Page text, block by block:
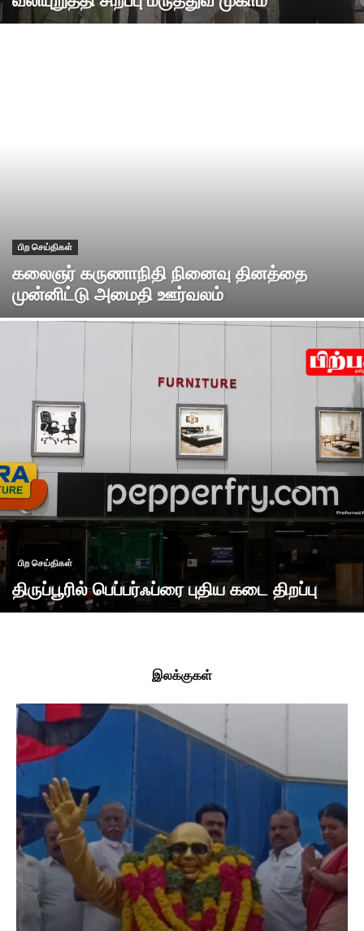
பிற செய்திகள்
கலைஞர் கருணாநிதி நினைவு தினத்தை
முன்னிட்டு அமைதி ஊர்வலம்
பிற செய்திகள்
திருப்பூரில் பெப்பர்ஃப்ரை புதிய கடை திறப்பு
இலக்குகள்